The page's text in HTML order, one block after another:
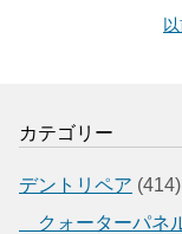
カテゴリー
デントリペア (414)
クォーターパネ